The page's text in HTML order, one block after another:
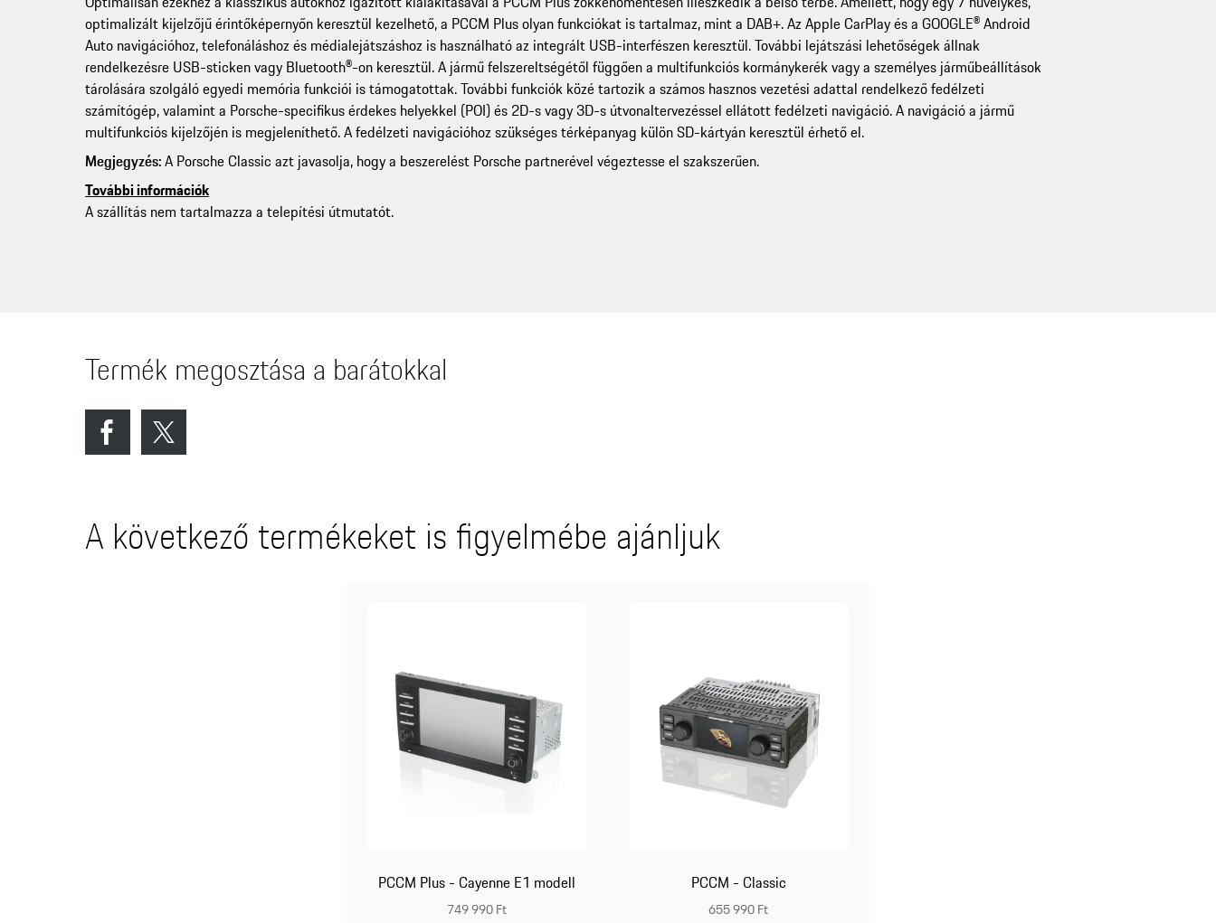
optimalizált kijelzőjű érintőképernyőn keresztül kezelhető, a PCCM Plus olyan funkciókat is tartalmaz, mint a DAB+. Az Apple CarPlay és a GOOGLE® Android
Auto navigációhoz, telefonáláshoz és médialejátszáshoz is használható az integrált USB-interfészen keresztül. További lejátszási lehetőségek állnak
rendelkezésre USB-sticken vagy Bluetooth®-on keresztül. A jármű felszereltségétől függően a multifunkciós kormánykerék vagy a személyes járműbeállítások
tárolására szolgáló egyedi memória funkciói is támogatottak. További funkciók közé tartozik a számos hasznos vezetési adattal rendelkező fedélzeti
számítógép, valamint a Porsche-specifikus érdekes helyekkel (POI) és 2D-s vagy 3D-s útvonaltervezéssel ellátott fedélzeti navigáció. A navigáció a jármű
multifunkciós kijelzőjén is megjeleníthető. A fedélzeti navigációhoz szükséges térképanyag külön SD-kártyán keresztül érhető el.
Megjegyzés:A Porsche Classic azt javasolja, hogy a beszerelést Porsche partnerével végeztesse el szakszerűen.
További információk
A szállítás nem tartalmazza a telepítési útmutatót.
Termék megosztása a barátokkal
A következő termékeket is figyelmébe ajánljuk
PCCM Plus - Cayenne E1 modell
749 990 Ft
PCCM - Classic
655 990 Ft